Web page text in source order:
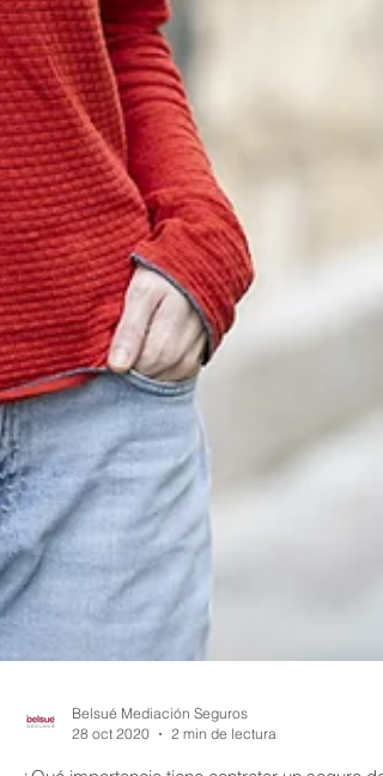
Belsué Mediación Seguros